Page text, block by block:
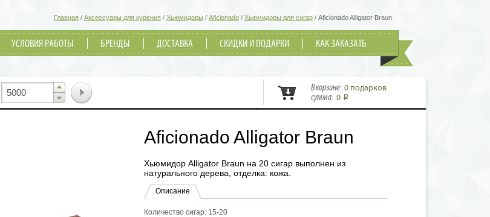
Главная / Аксессуары для курения / Хьюмидоры / Aficionado / Хьюмидоры для сигар / Aficionado Alligator Braun
УСЛОВИЯ РАБОТЫ БРЕНДЫ ДОСТАВКА СКИДКИ И ПОДАРКИ КАК ЗАКАЗАТЬ
В корзине: 0 подарков
сумма: 0 i
Aficionado Alligator Braun
Хьюмидор Alligator Braun на 20 сигар выполнен из
натурального дерева, отделка: кожа.
Описание
Количество сигар: 15-20